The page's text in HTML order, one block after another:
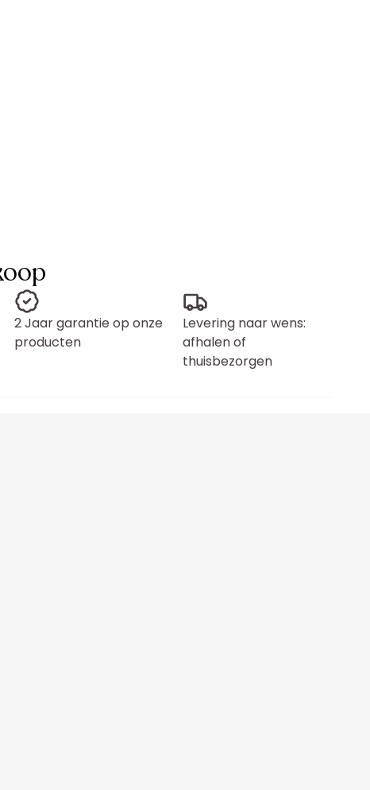
2 Jaar garantie op onze
producten
Levering naar wens:
afhalen of
thuisbezorgen